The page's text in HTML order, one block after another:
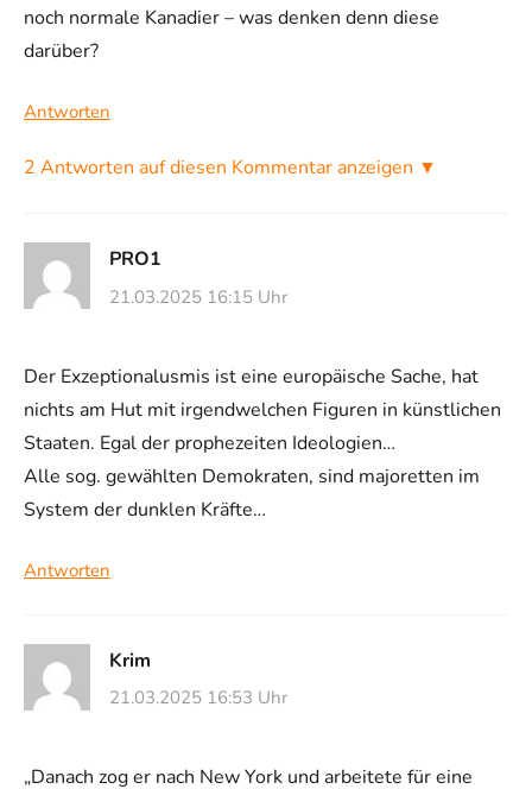
noch normale Kanadier – was denken denn diese
darüber?
Antworten
2 Antworten auf diesen Kommentar anzeigen ▼
PRO1
21.03.2025 16:15 Uhr
Der Exzeptionalusmis ist eine europäische Sache, hat
nichts am Hut mit irgendwelchen Figuren in künstlichen
Staaten. Egal der prophezeiten Ideologien…
Alle sog. gewählten Demokraten, sind majoretten im
System der dunklen Kräfte…
Antworten
Krim
21.03.2025 16:53 Uhr
„Danach zog er nach New York und arbeitete für eine